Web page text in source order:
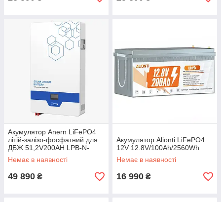
Акумулятор Anern LiFePO4
літій-залізо-фосфатний для
ДБЖ 51,2V200AH LPB-N-
48200 10,24kWh
Немає в наявності
49 890 ₴
Акумулятор Alionti LiFePO4
12V 12.8V/100Ah/2560Wh
Немає в наявності
16 990 ₴